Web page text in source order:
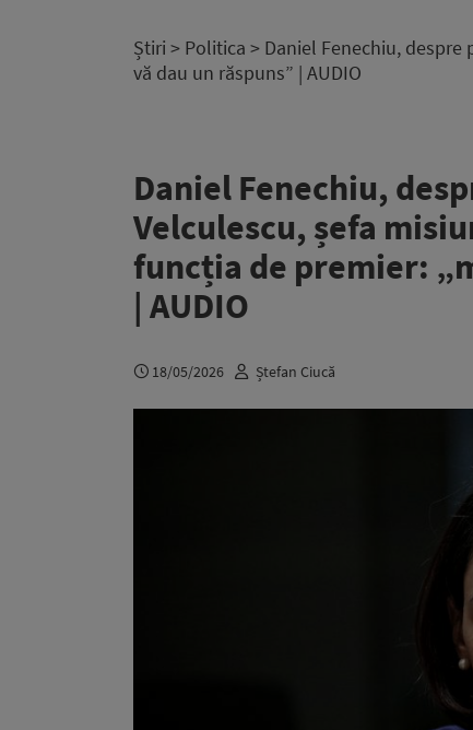
Știri > Politica > Daniel Fenechiu,
vă dau un răspuns” | AUDIO
Daniel Fenechiu,
Velculescu, șefa
funcția de premier:
| AUDIO
18/05/2026 Ștefan Ciucă